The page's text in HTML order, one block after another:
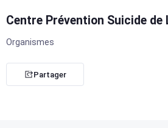
Centre Prévention Suicide de
Organismes
Partager